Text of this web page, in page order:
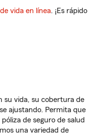
vida en línea. ¡Es rápido
su vida, su cobertura de
ajustando. Permita que
de seguro de salud
una variedad de